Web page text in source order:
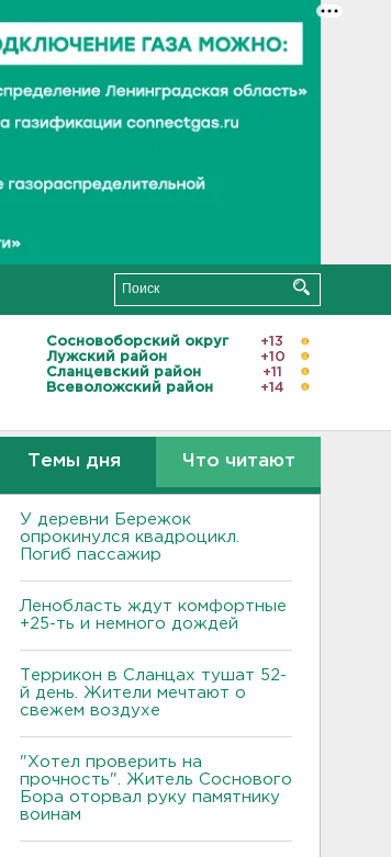
Сосновоборский округ
+13
Лужский район
+10
Сланцевский район
+11
Всеволожский район
+14
Темы дня Что читают
У деревни Бережок
опрокинулся квадроцикл.
Погиб пассажир
Ленобласть ждут комфортные
+25-ть и немного дождей
Террикон в Сланцах тушат 52-
й день. Жители мечтают о
свежем воздухе
"Хотел проверить на
прочность". Житель Соснового
Бора оторвал руку памятнику
воинам